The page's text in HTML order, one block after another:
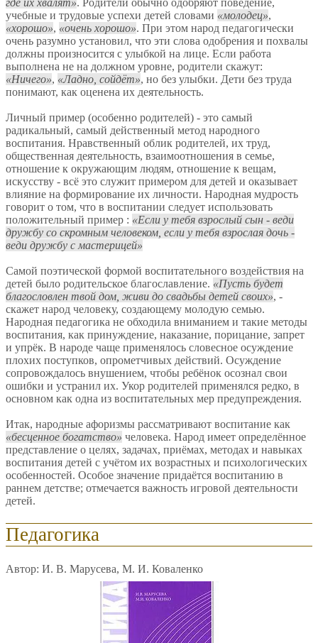
учебные и трудовые успехи детей словами
молодец ,
хорошо , очень хорошо . При этом народ педагогически
очень разумно установил, что эти слова одобрения и похвалы
должны произносится с улыбкой на лице. Если работа
выполнена не на должном уровне, родители скажут:
Ничего , Ладно, сойдёт , но без улыбки. Дети без труда
понимают, как оценена их деятельность.
Личный пример (особенно родителей) - это самый
радикальный, самый действенный метод народного
воспитания. Нравственный облик родителей, их труд,
общественная деятельность, взаимоотношения в семье,
отношение к окружающим людям, отношение к вещам,
искусству - всё это служит примером для детей и оказывает
влияние на формирование их личности. Народная мудрость
говорит о том, что в воспитании следует использовать
положительный пример :
Если у тебя взрослый сын - веди
дружбу со скромным человеком, если у тебя взрослая дочь -
веди дружбу с мастерицей
Самой поэтической формой воспитательного воздействия на
детей было родительское благославление.
Пусть будет
благословлен твой дом, живи до свадьбы детей своих , -
скажет народ человеку, создающему молодую семью.
Народная педагогика не обходила вниманием и такие методы
воспитания, как принуждение, наказание, порицание, запрет
и упрёк. В народе чаще применялось словесное осуждение
плохих поступков, опрометчивых действий. Осуждение
сопровождалось внушением, чтобы ребёнок осознал свои
ошибки и устранил их. Укор родителей применялся редко, в
основном как одна из воспитательных мер предупреждения.
Итак, народные афоризмы рассматривают воспитание как
бесценное богатство
человека. Народ имеет определённое
представление о целях, задачах, приёмах, методах и навыках
воспитания детей с учётом их возрастных и психологических
особенностей. Особое значение придаётся воспитанию в
раннем детстве; отмечается важность игровой деятельности
детей.
Педагогика
Автор: И. В. Марусева, М. И. Коваленко